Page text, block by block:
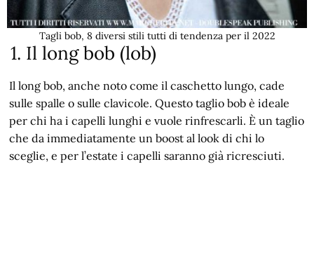
Tagli bob, 8 diversi stili tutti di tendenza per il 2022
1. Il long bob (lob)
Il long bob, anche noto come il caschetto lungo, cade
sulle spalle o sulle clavicole. Questo taglio bob è ideale
per chi ha i capelli lunghi e vuole rinfrescarli. È un taglio
che da immediatamente un boost al look di chi lo
sceglie, e per l’estate i capelli saranno già ricresciuti.